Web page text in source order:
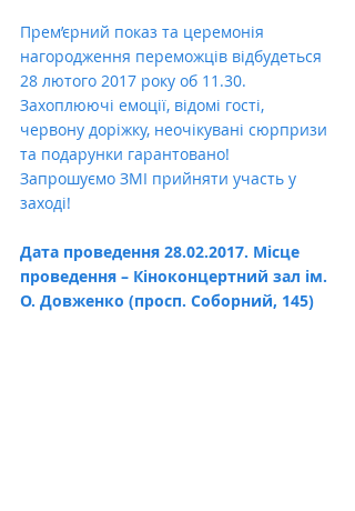
Прем’єрний показ та церемонія
нагородження переможців відбудеться
28 лютого 2017 року об 11.30.
Захоплюючі емоції, відомі гості,
червону доріжку, неочікувані сюрпризи
та подарунки гарантовано!
Запрошуємо ЗМІ прийняти участь у
заході!
Дата проведення 28.02.2017. Місце
проведення – Кіноконцертний зал ім.
О. Довженко (просп. Соборний, 145)